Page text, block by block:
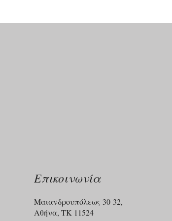
Επικοινωνία
Μαιανδρουπόλεως 30-32,
Αθήνα, ΤΚ 11524